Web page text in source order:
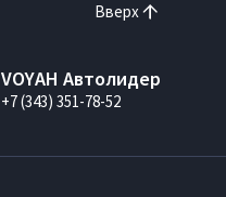
Вверх
VOYAH Автолидер
+7 (343) 351-78-52